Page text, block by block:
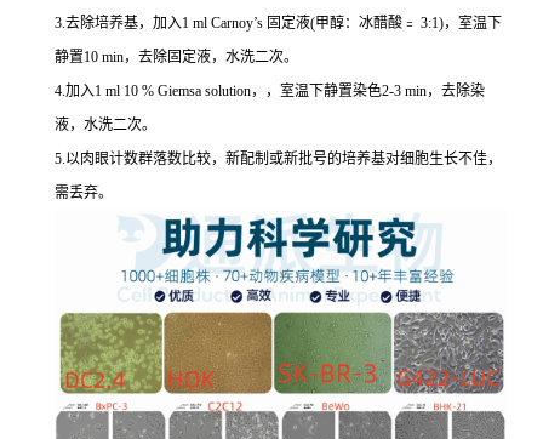
3.去除培养基，加入1 ml Carnoy’s 固定液(甲醇：冰醋酸﹦ 3:1)，室温下
静置10 min，去除固定液，水洗二次。
4.加入1 ml 10 % Giemsa solution，，室温下静置染色2-3 min，去除染
液，水洗二次。
5.以肉眼计数群落数比较，新配制或新批号的培养基对细胞生长不佳，
需丢弃。